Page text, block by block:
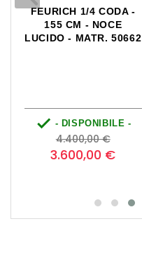
FEURICH 1/4 CODA -
155 CM - NOCE
LUCIDO - MATR. 50662
 - DISPONIBILE -
Prezzo
base
4.400,00 €Prezzo
3.600,00 €